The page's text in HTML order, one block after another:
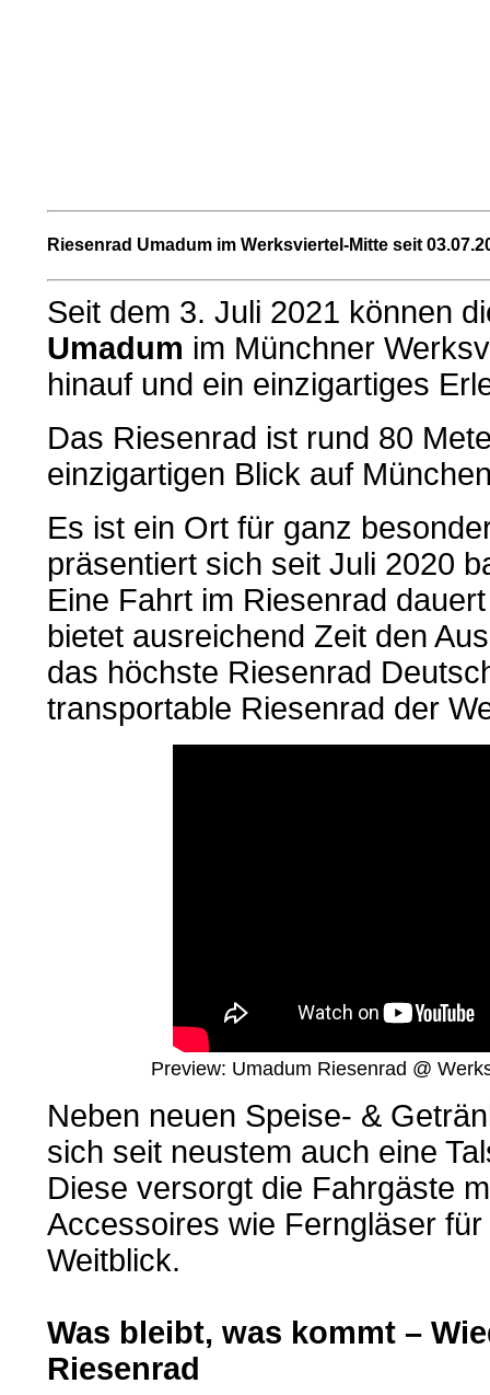
Riesenrad Umadum im Werksviertel-Mitte seit
Seit dem 3. Juli 2021 können
Umadum im Münchner
hinauf und ein einzigartiges
Das Riesenrad ist rund 80
einzigartigen Blick auf
Es ist ein Ort für ganz
präsentiert sich seit Juli 2020
Eine Fahrt im Riesenrad
bietet ausreichend Zeit den
das höchste Riesenrad
transportable Riesenrad der
Preview: Umadum Riesenrad @
Neben neuen Speise- &
sich seit neustem auch eine
Diese versorgt die Fahrgäste
Accessoires wie Ferngläser
Weitblick.
Was bleibt, was kommt –
Riesenrad